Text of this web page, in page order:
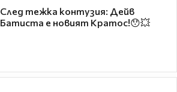
След тежка контузия: Дейв
Батиста е новият Кратос!😯💥